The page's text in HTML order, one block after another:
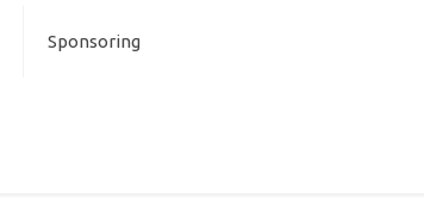
Sponsoring